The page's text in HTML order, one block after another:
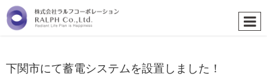
下関市にて蓄電システムを設置しました！